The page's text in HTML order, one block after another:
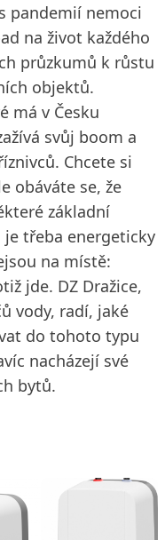
pandemií nemoci
na život každého
průzkumů k růstu
objektů.
má v Česku
svůj boom a
Chcete si
obáváte se, že
základní
třeba energeticky
na místě:
jde. DZ Dražice,
vody, radí, jaké
do tohoto typu
nacházejí své
bytů.